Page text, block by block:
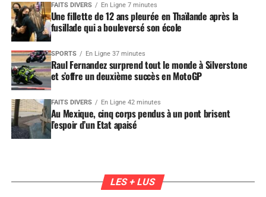
FAITS DIVERS En Ligne 7 minutes
Une fillette de 12 ans pleurée en Thaïlande après la
fusillade qui a bouleversé son école
SPORTS En Ligne 37 minutes
Raul Fernandez surprend tout le monde à Silverstone
et s’offre un deuxième succès en MotoGP
FAITS DIVERS En Ligne 42 minutes
Au Mexique, cinq corps pendus à un pont brisent
l’espoir d’un Etat apaisé
LES + LUS